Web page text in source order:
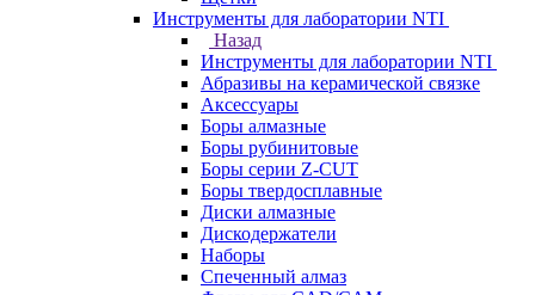
Инструменты для лаборатории NTI
Назад
Инструменты для лаборатории NTI
Абразивы на керамической связке
Аксессуары
Боры алмазные
Боры рубинитовые
Боры серии Z-CUT
Боры твердосплавные
Диски алмазные
Дискодержатели
Наборы
Спеченный алмаз